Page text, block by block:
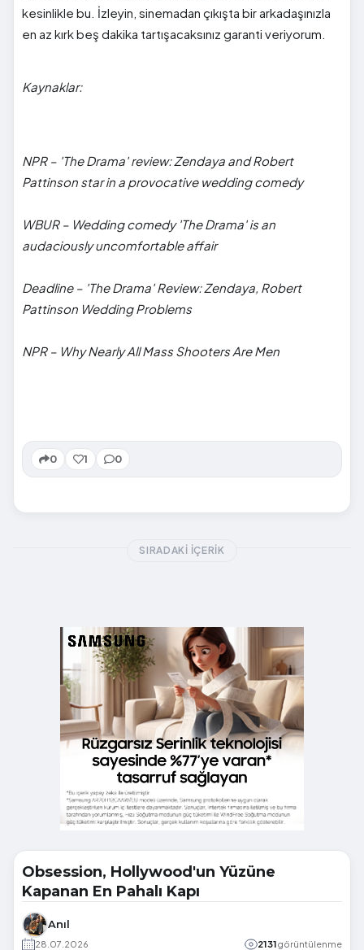
kesinlikle bu. İzleyin, sinemadan çıkışta bir arkadaşınızla
en az kırk beş dakika tartışacaksınız garanti veriyorum.
Kaynaklar:
NPR – 'The Drama' review: Zendaya and Robert
Pattinson star in a provocative wedding comedy
WBUR – Wedding comedy 'The Drama' is an
audaciously uncomfortable affair
Deadline – 'The Drama' Review: Zendaya, Robert
Pattinson Wedding Problems
NPR – Why Nearly All Mass Shooters Are Men
0 1 0
SIRADAKI İÇERIK
Obsession, Hollywood'un Yüzüne
Kapanan En Pahalı Kapı
Anıl
28.07.2026 2131görüntülenme